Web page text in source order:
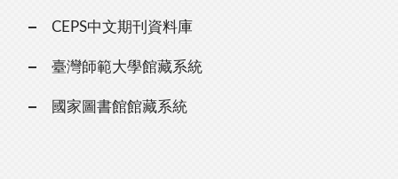
CEPS中文期刊資料庫
臺灣師範大學館藏系統
國家圖書館館藏系統